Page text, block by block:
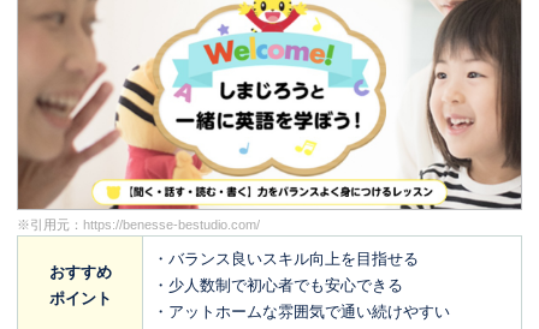
※引用元： https://benesse-bestudio.com/
おすすめ
ポイント
・バランス良いスキル向上を目指せる
・少人数制で初心者でも安心できる
・アットホームな雰囲気で通い続けやすい